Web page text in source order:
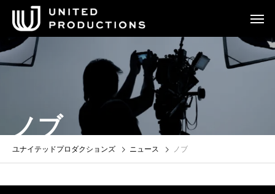
ノブ
ユナイテッドプロダクションズ ニュース ノブ